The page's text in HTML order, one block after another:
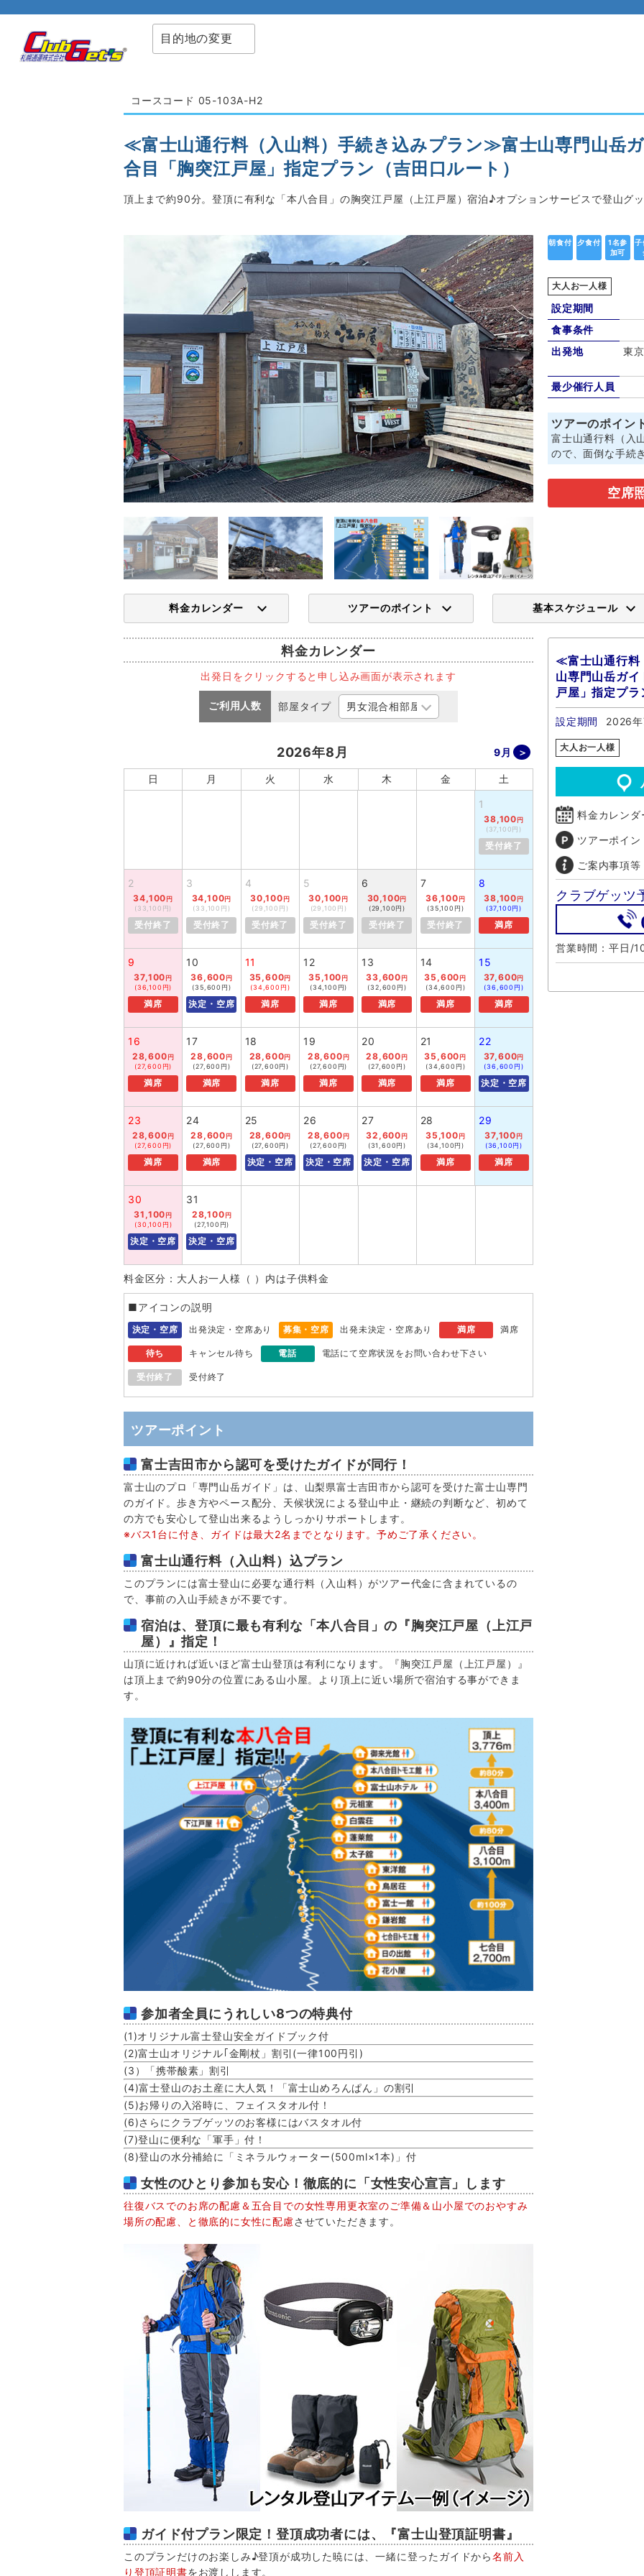
目的地の変更
コースコード 05-103A-H2
≪富士山通行料（入山料）手続き込みプラン≫富士山専門山岳
合目「胸突江戸屋」指定プラン（吉田口ルート）
頂上まで約90分。登頂に有利な「本八合目」の胸突江戸屋（上江戸屋）宿泊♪オプションサービスで登山グ
朝食付 夕食付
1名参
加可
子
大人お一人様
設定期間
食事条件
出発地
東
最少催行人員
ツアーのポイン
富士山通行料（入
ので、面倒な手続
空席
料金カレンダー ツアーのポイント 基本スケジュール
料金カレンダー
出発日をクリックすると申し込み画面が表示されます
ご利用人数 部屋タイプ
2026年8月 9月
日 月 火 水 木 金 土
1
38,100 円
(37,100円)
受付終了
2
34,100 円
(33,100円)
受付終了
3
34,100円
(33,100円)
受付終了
4
30,100 円
(29,100円)
受付終了
5
30,100 円
(29,100円)
受付終了
6
30,100円
(29,100円)
受付終了
7
36,100 円
(35,100円)
受付終了
8
38,100 円
(37,100円)
満席
9
37,100 円
(36,100円)
満席
10
36,600 円
(35,600円)
決定・空席
11
35,600円
(34,600円)
満席
12
35,100 円
(34,100円)
満席
13
33,600 円
(32,600円)
満席
14
35,600 円
(34,600円)
満席
15
37,600円
(36,600円)
満席
16
28,600 円
(27,600円)
満席
17
28,600 円
(27,600円)
満席
18
28,600円
(27,600円)
満席
19
28,600 円
(27,600円)
満席
20
28,600 円
(27,600円)
満席
21
35,600 円
(34,600円)
満席
22
37,600円
(36,600円)
決定・空席
23
28,600 円
(27,600円)
満席
24
28,600 円
(27,600円)
満席
25
28,600円
(27,600円)
決定・空席
26
28,600 円
(27,600円)
決定・空席
27
32,600 円
(31,600円)
決定・空席
28
35,100 円
(34,100円)
満席
29
37,100 円
(36,100円)
満席
30
31,100 円
(30,100円)
決定・空席
31
28,100 円
(27,100円)
決定・空席
料金区分：大人お一人様（ ）内は子供料金
■アイコンの説明
決定・空席 出発決定・空席あり 募集・空席 出発未決定・空席あり 満席 満席
待ち キャンセル待ち 電話 電話にて空席状況をお問い合わせ下さい
受付終了 受付終了
ツアーポイント
富士吉田市から認可を受けたガイドが同行！
富士山のプロ「専門山岳ガイド」は、山梨県富士吉田市から認可を受けた富士山専門
のガイド。歩き方やペース配分、天候状況による登山中止・継続の判断など、初めて
の方でも安心して登山出来るようしっかりサポートします。
※バス1台に付き、ガイドは最大2名までとなります。予めご了承ください。
富士山通行料（入山料）込プラン
このプランには富士登山に必要な通行料（入山料）がツアー代金に含まれているの
で、事前の入山手続きが不要です。
宿泊は、登頂に最も有利な「本八合目」の『胸突江戸屋（上江戸
屋）』指定！
山頂に近ければ近いほど富士山登頂は有利になります。『胸突江戸屋（上江戸屋）』
は頂上まで約90分の位置にある山小屋。より頂上に近い場所で宿泊する事ができま
す。
参加者全員にうれしい8つの特典付
(1)オリジナル富士登山安全ガイドブック付
(2)富士山オリジナル｢金剛杖」割引(一律100円引)
(3）「携帯酸素」割引
(4)富士登山のお土産に大人気！「富士山めろんぱん」の割引
(5)お帰りの入浴時に、フェイスタオル付！
(6)さらにクラブゲッツのお客様にはバスタオル付
(7)登山に便利な「軍手」付！
(8)登山の水分補給に「ミネラルウォーター(500ml×1本)」付
女性のひとり参加も安心！徹底的に「女性安心宣言」します
往復バスでのお席の配慮＆五合目での女性専用更衣室のご準備＆山小屋でのおやすみ
場所の配慮、と徹底的に女性に配慮させていただきます。
ガイド付プラン限定！登頂成功者には、『富士山登頂証明書』
このプランだけのお楽しみ♪登頂が成功した暁には、一緒に登ったガイドから名前入
り登頂証明書をお渡しします。
≪富士山通行料
山専門山岳ガ
戸屋」指定プラ
設定期間 2026
大人お一人様
料金カレンダ
ツアーポイン
ご案内事項等
クラブゲッツ
営業時間：平日/